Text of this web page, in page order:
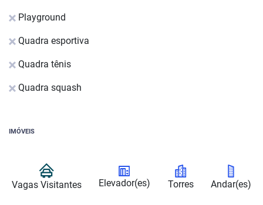
Playground
Quadra esportiva
Quadra tênis
Quadra squash
IMÓVEIS
Vagas Visitantes Elevador(es) Torres Andar(es)